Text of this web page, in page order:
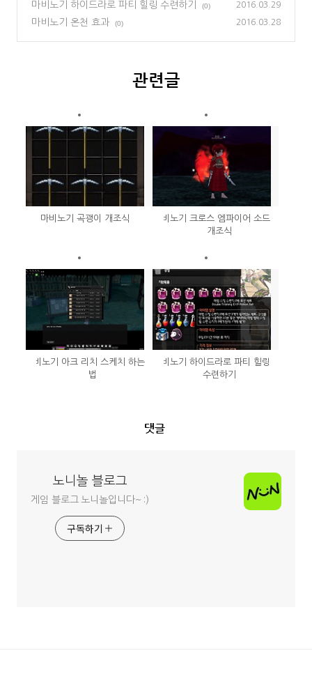
마비노기 하이드라로 파티 힐링 수련하기 (0) 2016.03.29
마비노기 온천 효과 (0) 2016.03.28
관련글
마비노기 곡괭이 개조식
마비노기 크로스 엠파이어 소드
개조식
마비노기 아크 리치 스케치 하는
법
마비노기 하이드라로 파티 힐링
수련하기
댓글
노니놀 블로그
게임 블로그 노니놀입니다~ :)
구독하기